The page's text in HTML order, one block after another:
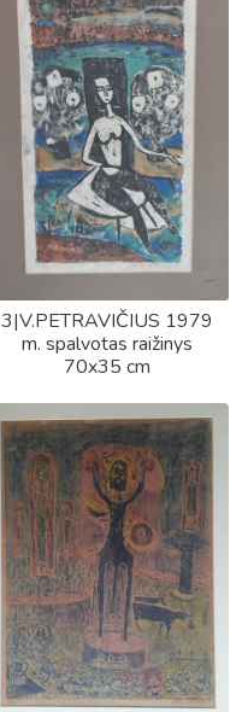
3|V.PETRAVIČIUS 1979
m. spalvotas raižinys
70x35 cm